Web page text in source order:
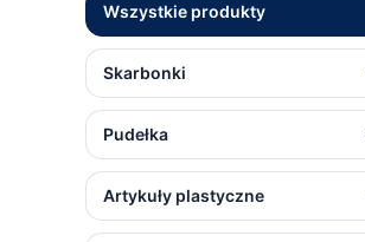
Wszystkie produkty
Skarbonki
Pudełka
Artykuły plastyczne